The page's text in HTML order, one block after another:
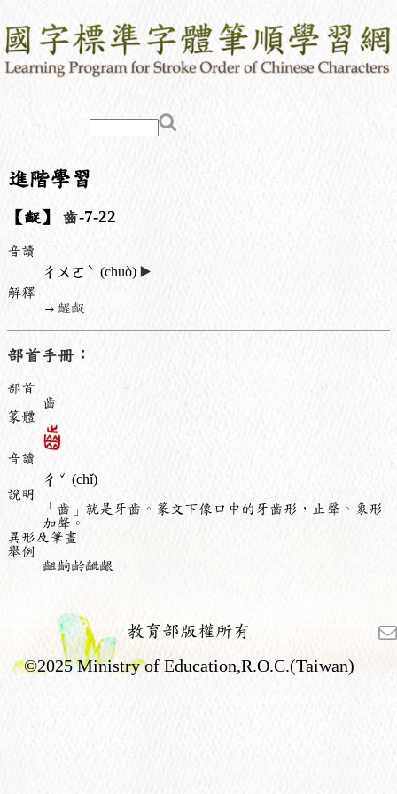
進階學習
【齪】 齒-7-22
音讀
ㄔㄨㄛ ˋ (chuò) ▶️
解釋
→ 齷齪
部首手冊：
部首
齒
篆體
音讀
ㄔ ˇ (chǐ)
說明
「齒」就是牙齒。篆文下像口中的牙齒形，止聲。象形
加聲。
異形及筆畫
舉例
齟齣齡齜齦
教育部版權所有
©2025 Ministry of Education,R.O.C.(Taiwan)